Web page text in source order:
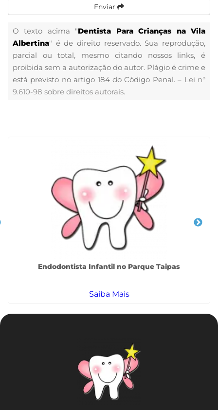
Enviar
O texto acima "Dentista Para Crianças na Vila
Albertina" é de direito reservado. Sua reprodução,
parcial ou total, mesmo citando nossos links, é
proibida sem a autorização do autor. Plágio é crime e
está previsto no artigo 184 do Código Penal. – Lei n°
9.610-98 sobre direitos autorais.
Endodontista Infantil no Parque Taipas
Saiba Mais